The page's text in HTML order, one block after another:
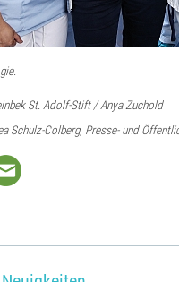
St. Adolf-Stift / Anya Zuchold
Schulz-Colberg, Presse- und